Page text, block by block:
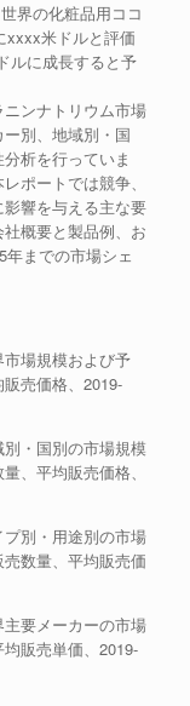
界の化粧品用ココ
xxxx米ドルと評価
ルに成長すると予
ンナトリウム市場
別、地域別・国
析を行っていま
ポートでは競争、
響を与える主な要
概要と製品例、お
までの市場シェ
場規模および予
売価格、2019-
・国別の市場規模
、平均販売価格、
別・用途別の市場
数量、平均販売価
要メーカーの市場
販売単価、2019-